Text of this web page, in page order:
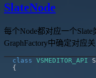
SlateNode
每个Node都对应一个
GraphFactory中确定对应
class VSMEDITOR_API
{